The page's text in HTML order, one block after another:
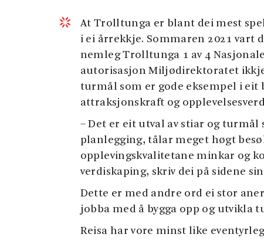
At Trolltunga er blant dei mest
i ei årrekkje. Sommaren 2021 vart
nemleg Trolltunga 1 av 4
autorisasjon Miljødirektoratet
turmål som er gode eksempel i
attraksjonskraft og
– Det er eit utval av stiar og
planlegging, tålar meget høgt
opplevingskvalitetane minkar og
verdiskaping, skriv dei på sidene
Dette er med andre ord ei stor
jobba med å bygga opp og utvikla
Reisa har vore minst like